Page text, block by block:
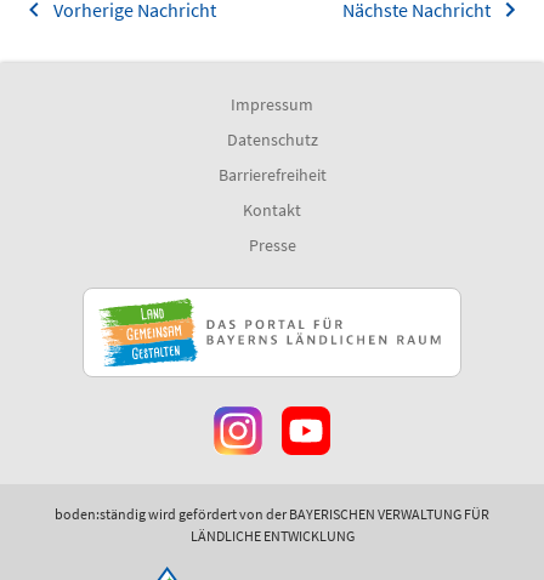
Vorherige Nachricht Nächste Nachricht
Impressum
Datenschutz
Barrierefreiheit
Kontakt
Presse
boden:ständig wird gefördert von der BAYERISCHEN VERWALTUNG FÜR
LÄNDLICHE ENTWICKLUNG